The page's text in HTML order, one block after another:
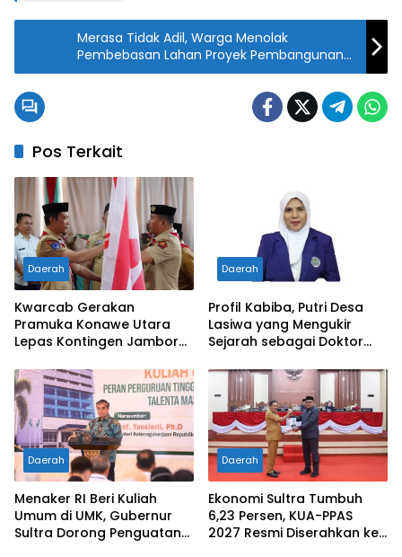
Merasa Tidak Adil, Warga Menolak
Pembebasan Lahan Proyek Pembangunan
Infrastruktur Jalan Bandara Mappalo
Pos Terkait
Daerah
Kwarcab Gerakan
Pramuka Konawe Utara
Lepas Kontingen Jambore
Ikbar: Tunjukkan Karakter
Generasi Muda Konut yang
Disiplin dan Berprestasi
Daerah
Profil Kabiba, Putri Desa
Lasiwa yang Mengukir
Sejarah sebagai Doktor
Kelahirannya
Daerah
Menaker RI Beri Kuliah
Umum di UMK, Gubernur
Sultra Dorong Penguatan
Daerah
Ekonomi Sultra Tumbuh
6,23 Persen, KUA-PPAS
2027 Resmi Diserahkan ke